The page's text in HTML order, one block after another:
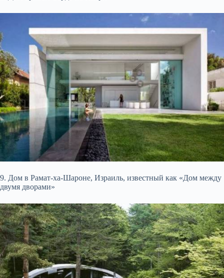
9. Дом в Рамат-ха-Шароне, Израиль, известный как «Дом между
двумя дворами»